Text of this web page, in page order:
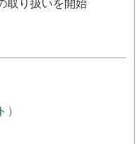
取り扱いを開始